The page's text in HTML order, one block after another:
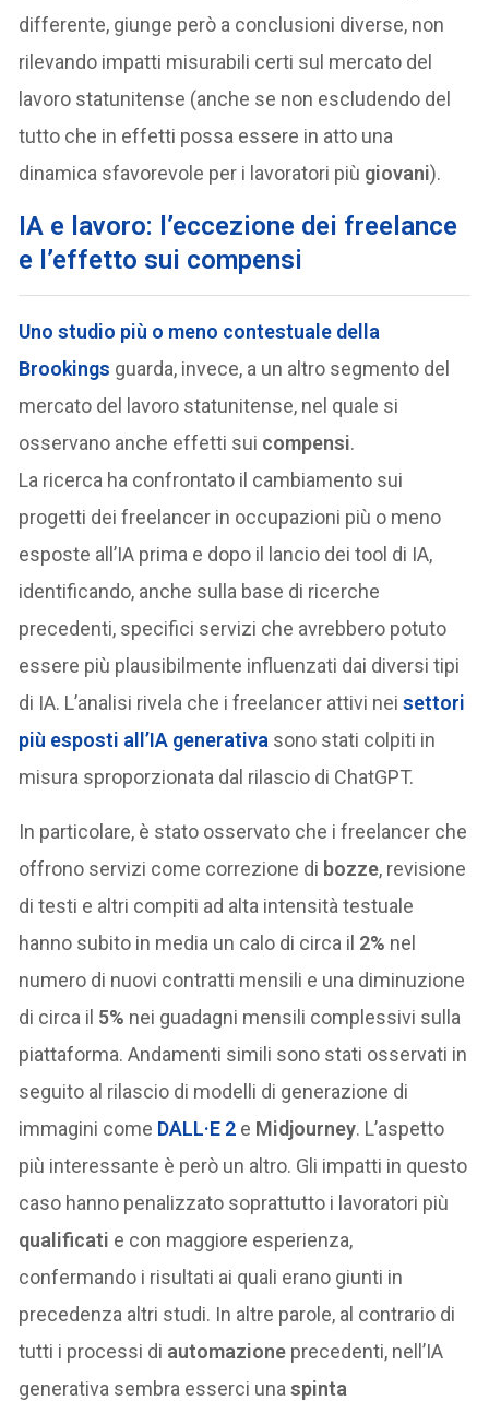
differente, giunge però a conclusioni diverse, non
rilevando impatti misurabili certi sul mercato del
lavoro statunitense (anche se non escludendo del
tutto che in effetti possa essere in atto una
dinamica sfavorevole per i lavoratori più giovani).
IA e lavoro: l’eccezione dei freelance
e l’effetto sui compensi
Uno studio più o meno contestuale della
Brookings guarda, invece, a un altro segmento del
mercato del lavoro statunitense, nel quale si
osservano anche effetti sui compensi.
La ricerca ha confrontato il cambiamento sui
progetti dei freelancer in occupazioni più o meno
esposte all’IA prima e dopo il lancio dei tool di IA,
identificando, anche sulla base di ricerche
precedenti, specifici servizi che avrebbero potuto
essere più plausibilmente influenzati dai diversi tipi
di IA. L’analisi rivela che i freelancer attivi neisettori
più esposti all’IA generativa sono stati colpiti in
misura sproporzionata dal rilascio di ChatGPT.
In particolare, è stato osservato che i freelancer che
offrono servizi come correzione di bozze, revisione
di testi e altri compiti ad alta intensità testuale
hanno subito in media un calo di circa il 2% nel
numero di nuovi contratti mensili e una diminuzione
di circa il 5% nei guadagni mensili complessivi sulla
piattaforma. Andamenti simili sono stati osservati in
seguito al rilascio di modelli di generazione di
immagini come DALL·E 2 e Midjourney. L’aspetto
più interessante è però un altro. Gli impatti in questo
caso hanno penalizzato soprattutto i lavoratori più
qualificati e con maggiore esperienza,
confermando i risultati ai quali erano giunti in
precedenza altri studi. In altre parole, al contrario di
tutti i processi di automazione precedenti, nell’IA
generativa sembra esserci unaspinta